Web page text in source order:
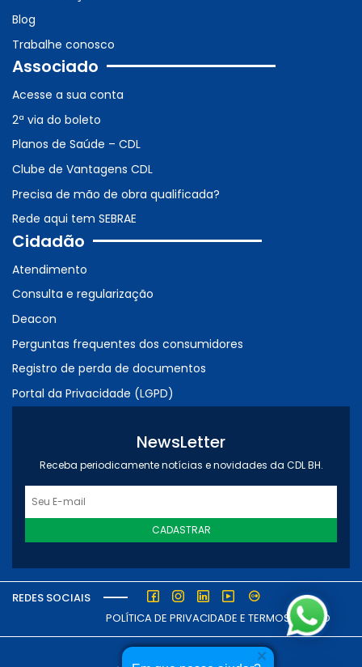
Blog
Trabalhe conosco
Associado
Acesse a sua conta
2ª via do boleto
Planos de Saúde – CDL
Clube de Vantagens CDL
Precisa de mão de obra qualificada?
Rede aqui tem SEBRAE
Cidadão
Atendimento
Consulta e regularização
Deacon
Perguntas frequentes dos consumidores
Registro de perda de documentos
Portal da Privacidade (LGPD)
NewsLetter
Receba periodicamente notícias e novidades da CDL BH.
CADASTRAR
REDES SOCIAIS
POLÍTICA DE PRIVACIDADE E TERMOS DE USO